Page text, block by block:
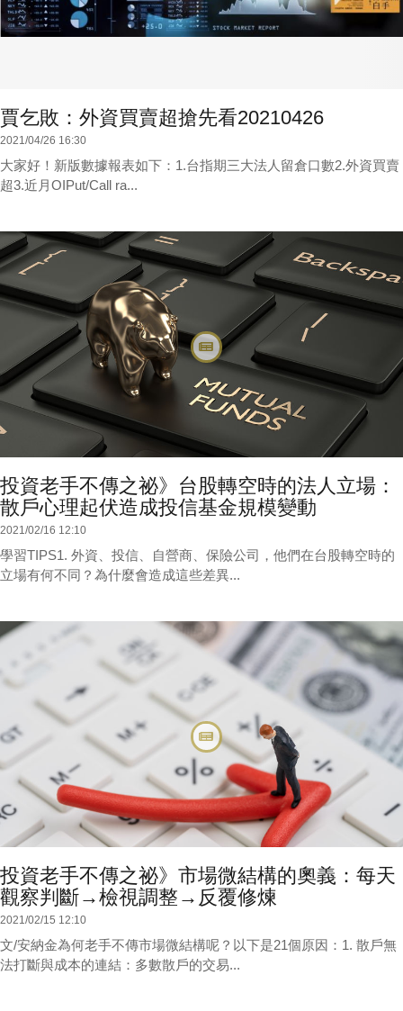
賈乞敗：外資買賣超搶先看20210426
2021/04/26 16:30
大家好！新版數據報表如下：1.台指期三大法人留倉口數2.外資買賣
超3.近月OIPut/Call ra...
投資老手不傳之祕》台股轉空時的法人立場：
散戶心理起伏造成投信基金規模變動
2021/02/16 12:10
學習TIPS1. 外資、投信、自營商、保險公司，他們在台股轉空時的
立場有何不同？為什麼會造成這些差異...
投資老手不傳之祕》市場微結構的奧義：每天
觀察判斷→檢視調整→反覆修煉
2021/02/15 12:10
文/安納金為何老手不傳市場微結構呢？以下是21個原因：1. 散戶無
法打斷與成本的連結：多數散戶的交易...